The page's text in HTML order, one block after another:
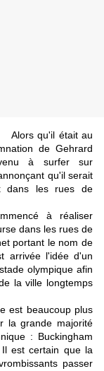
Alors qu'il était au
de Gehrard
à surfer sur
qu'il serait
dans les rues de
à réaliser
dans les rues de
portant le nom de
arrivée l'idée d'un
olympique afin
la ville longtemps
est beaucoup plus
la grande majorité
: Buckingham
est certain que la
passer